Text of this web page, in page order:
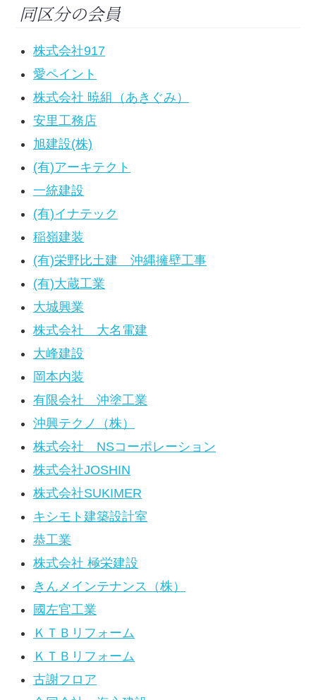
同区分の会員
株式会社917
愛ペイント
株式会社 暁組（あきぐみ）
安里工務店
旭建設(株)
(有)アーキテクト
一統建設
(有)イナテック
稲嶺建装
(有)栄野比土建 沖縄擁壁工事
(有)大蔵工業
大城興業
株式会社 大名電建
大峰建設
岡本内装
有限会社 沖塗工業
沖興テクノ（株）
株式会社 NSコーポレーション
株式会社JOSHIN
株式会社SUKIMER
キシモト建築設計室
恭工業
株式会社 極栄建設
きんメインテナンス（株）
國左官工業
ＫＴＢリフォーム
ＫＴＢリフォーム
古謝フロア